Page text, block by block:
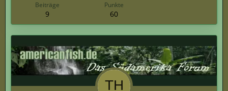
Beiträge
9
Punkte
60